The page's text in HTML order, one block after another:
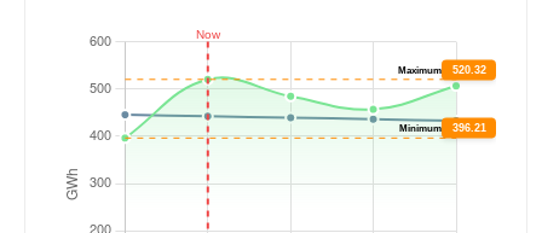
Maximum 520.32
Minimum 396.21